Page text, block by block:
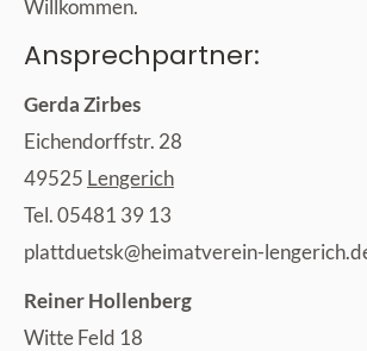
Willkommen.
Ansprechpartner:
Gerda Zirbes
Eichendorffstr. 28
49525 Lengerich
Tel. 05481 39 13
ed.hciregnel-
Reiner Hollenberg
Witte Feld 18